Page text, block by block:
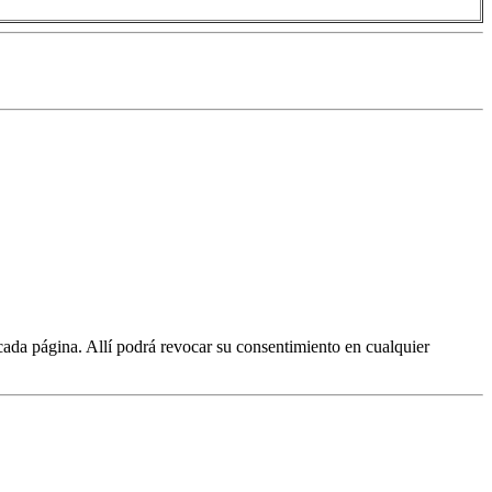
página. Allí podrá revocar su consentimiento en cualquier